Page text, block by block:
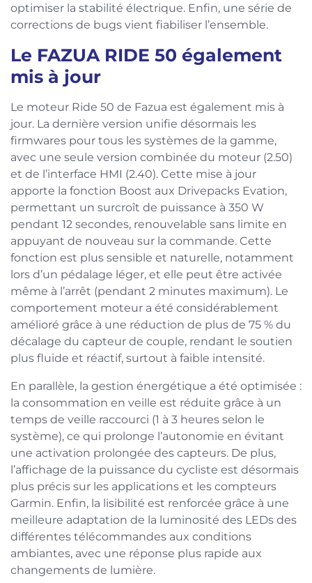
optimiser la stabilité électrique. Enfin, une série de
corrections de bugs vient fiabiliser l’ensemble.
Le FAZUA RIDE 50 également
mis à jour
Le moteur Ride 50 de Fazua est également mis à
jour. La dernière version unifie désormais les
firmwares pour tous les systèmes de la gamme,
avec une seule version combinée du moteur (2.50)
et de l’interface HMI (2.40). Cette mise à jour
apporte la fonction Boost aux Drivepacks Evation,
permettant un surcroît de puissance à 350 W
pendant 12 secondes, renouvelable sans limite en
appuyant de nouveau sur la commande. Cette
fonction est plus sensible et naturelle, notamment
lors d’un pédalage léger, et elle peut être activée
même à l’arrêt (pendant 2 minutes maximum). Le
comportement moteur a été considérablement
amélioré grâce à une réduction de plus de 75 % du
décalage du capteur de couple, rendant le soutien
plus fluide et réactif, surtout à faible intensité.
En parallèle, la gestion énergétique a été optimisée :
la consommation en veille est réduite grâce à un
temps de veille raccourci (1 à 3 heures selon le
système), ce qui prolonge l’autonomie en évitant
une activation prolongée des capteurs. De plus,
l’affichage de la puissance du cycliste est désormais
plus précis sur les applications et les compteurs
Garmin. Enfin, la lisibilité est renforcée grâce à une
meilleure adaptation de la luminosité des LEDs des
différentes télécommandes aux conditions
ambiantes, avec une réponse plus rapide aux
changements de lumière.